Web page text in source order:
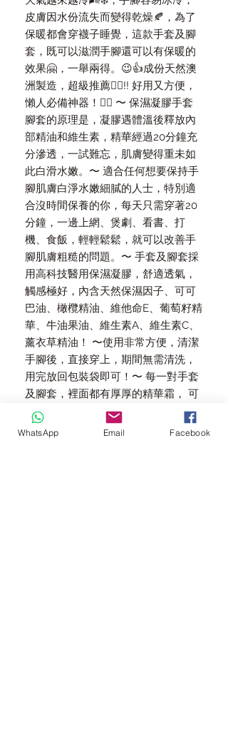
皮膚因水份流失而變得乾燥🍂，為了
保暖都會穿襪子睡覺，這款手套及腳
套，既可以滋潤手腳還可以有保暖的
效果🤗，一舉兩得。😉👍成份天然澳
洲製造，超級推薦👍🏻!! 好用又方便，
懶人必備神器！👍🏻 〜 保濕凝膠手套
腳套的原理是，凝膠遇體溫後釋放內
部精油和維生素，精華經過20分鐘充
分滲透，一試難忘，肌膚變得重未如
此白滑水嫩。〜 適合任何想要保持手
腳肌膚白淨水嫩細膩的人士，特別適
合沒時間保養的你，每天只需穿著20
分鐘，一邊上網、煲劇、看書、打
機、食飯，輕輕鬆鬆，就可以改善手
腳肌膚粗糙的問題。〜 手套及腳套採
用高科技醫用保濕凝膠，舒適透氣，
觸感極好，內含天然保濕因子、可可
巴油、橄欖精油、維他命E、葡萄籽精
華、牛油果油、維生素A、維生素C、
薰衣草精油！ 〜使用非常方便，清潔
手腳後，直接穿上，期間無需清洗，
用完放回包裝袋即可！〜 每一對手套
及腳套，裡面都有厚厚的精華霜， 可
從復使用30次，直至到精華霜用完止
為止！【使用方法】每次清潔手腳
WhatsApp Email Facebook